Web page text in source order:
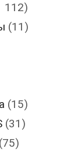
112)
(11)
(15)
(31)
(75)